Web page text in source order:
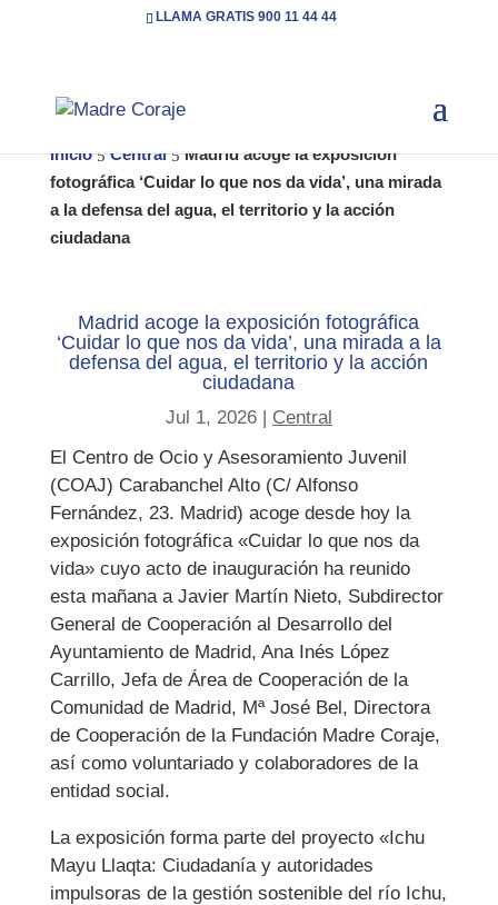
LLAMA GRATIS 900 11 44 44
Inicio 5 Central 5 Madrid acoge la exposición
fotográfica ‘Cuidar lo que nos da vida’, una mirada
a la defensa del agua, el territorio y la acción
ciudadana
Madrid acoge la exposición fotográfica
‘Cuidar lo que nos da vida’, una mirada a la
defensa del agua, el territorio y la acción
ciudadana
Jul 1, 2026| Central
El Centro de Ocio y Asesoramiento Juvenil
(COAJ) Carabanchel Alto (C/ Alfonso
Fernández, 23. Madrid) acoge desde hoy la
exposición fotográfica «Cuidar lo que nos da
vida» cuyo acto de inauguración ha reunido
esta mañana a Javier Martín Nieto, Subdirector
General de Cooperación al Desarrollo del
Ayuntamiento de Madrid, Ana Inés López
Carrillo, Jefa de Área de Cooperación de la
Comunidad de Madrid, Mª José Bel, Directora
de Cooperación de la Fundación Madre Coraje,
así como voluntariado y colaboradores de la
entidad social.
La exposición forma parte del proyecto «Ichu
Mayu Llaqta: Ciudadanía y autoridades
impulsoras de la gestión sostenible del río Ichu,